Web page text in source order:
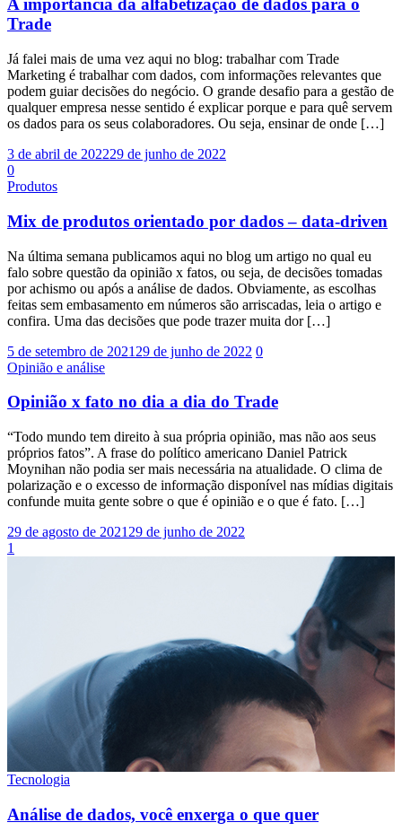
A importância da alfabetização de dados para o
Trade
Já falei mais de uma vez aqui no blog: trabalhar com Trade
Marketing é trabalhar com dados, com informações relevantes que
podem guiar decisões do negócio. O grande desafio para a gestão de
qualquer empresa nesse sentido é explicar porque e para quê servem
os dados para os seus colaboradores. Ou seja, ensinar de onde […]
3 de abril de 202229 de junho de 2022
0
Produtos
Mix de produtos orientado por dados – data-driven
Na última semana publicamos aqui no blog um artigo no qual eu
falo sobre questão da opinião x fatos, ou seja, de decisões tomadas
por achismo ou após a análise de dados. Obviamente, as escolhas
feitas sem embasamento em números são arriscadas, leia o artigo e
confira. Uma das decisões que pode trazer muita dor […]
5 de setembro de 2021 29 de junho de 2022 0
Opinião e análise
Opinião x fato no dia a dia do Trade
“Todo mundo tem direito à sua própria opinião, mas não aos seus
próprios fatos”. A frase do político americano Daniel Patrick
Moynihan não podia ser mais necessária na atualidade. O clima de
polarização e o excesso de informação disponível nas mídias digitais
confunde muita gente sobre o que é opinião e o que é fato. […]
29 de agosto de 2021 29 de junho de 2022
1
Tecnologia
Análise de dados, você enxerga o que quer